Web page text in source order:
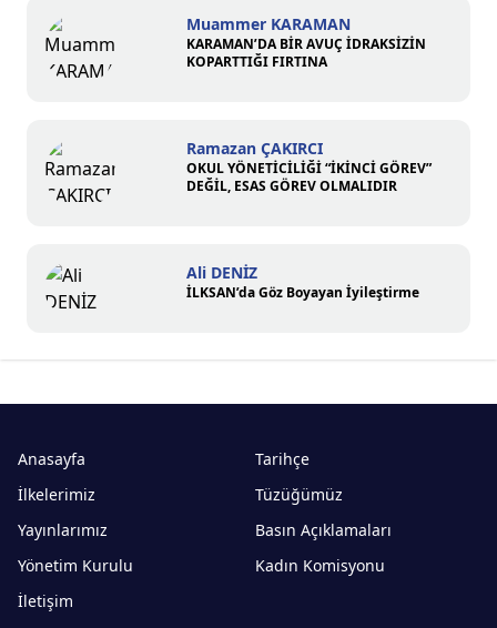
Muammer KARAMAN
KARAMAN’DA BİR AVUÇ İDRAKSİZİN
KOPARTTIĞI FIRTINA
Ramazan ÇAKIRCI
OKUL YÖNETİCİLİĞİ “İKİNCİ GÖREV”
DEĞİL, ESAS GÖREV OLMALIDIR
Ali DENİZ
İLKSAN’da Göz Boyayan İyileştirme
Anasayfa
Tarihçe
İlkelerimiz
Tüzüğümüz
Yayınlarımız
Basın Açıklamaları
Yönetim Kurulu
Kadın Komisyonu
İletişim